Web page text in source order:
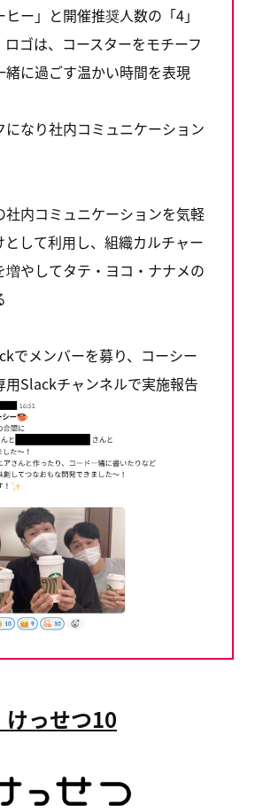
ー」と開催推奨人数の「4」
ゴは、コースターをモチーフ
緒に過ごす温かい時間を表現
になり社内コミュニケーション
社内コミュニケーションを気軽
として利用し、組織カルチャー
増やしてタテ・ヨコ・ナナメの
でメンバーを募り、コーシー
用Slackチャンネルで実施報告
っせつ10